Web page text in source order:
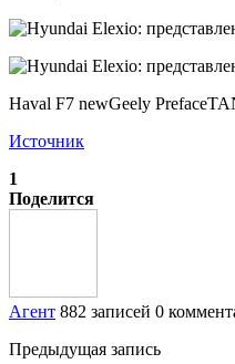
Haval F7 newGeely
Источник
1
Поделится
Агент 882 записей 0
Предыдущая запись